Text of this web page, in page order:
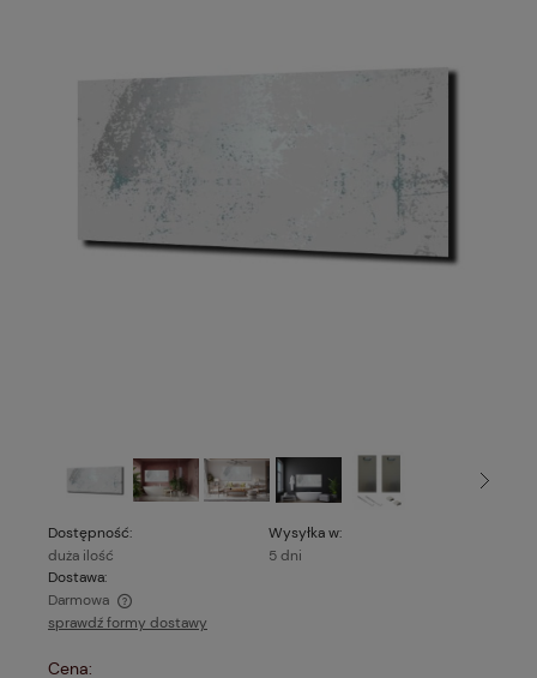
Dostępność:
duża ilość
Wysyłka w:
5 dni
Dostawa:
Darmowa
Cena nie zawiera ewentualnych kosztów płatności
sprawdź formy dostawy
Cena: